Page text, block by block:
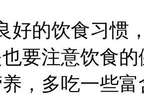
好的饮食习惯
要注意饮食
，多吃一些